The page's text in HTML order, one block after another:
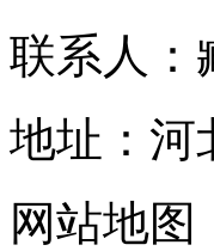
联系人：
地址：河
网站地图